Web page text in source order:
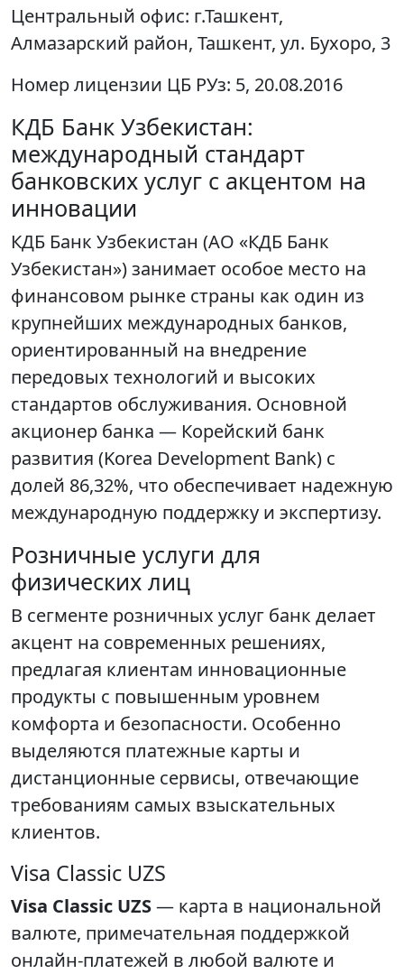
Центральный офис: г.Ташкент,
Алмазарский район, Ташкент, ул. Бухоро, 3
Номер лицензии ЦБ РУз: 5, 20.08.2016
КДБ Банк Узбекистан:
международный стандарт
банковских услуг с акцентом на
инновации
КДБ Банк Узбекистан (АО «КДБ Банк
Узбекистан») занимает особое место на
финансовом рынке страны как один из
крупнейших международных банков,
ориентированный на внедрение
передовых технологий и высоких
стандартов обслуживания. Основной
акционер банка — Корейский банк
развития (Korea Development Bank) с
долей 86,32%, что обеспечивает надежную
международную поддержку и экспертизу.
Розничные услуги для
физических лиц
В сегменте розничных услуг банк делает
акцент на современных решениях,
предлагая клиентам инновационные
продукты с повышенным уровнем
комфорта и безопасности. Особенно
выделяются платежные карты и
дистанционные сервисы, отвечающие
требованиям самых взыскательных
клиентов.
Visa Classic UZS
Visa Classic UZS— карта в национальной
валюте, примечательная поддержкой
онлайн-платежей в любой валюте и